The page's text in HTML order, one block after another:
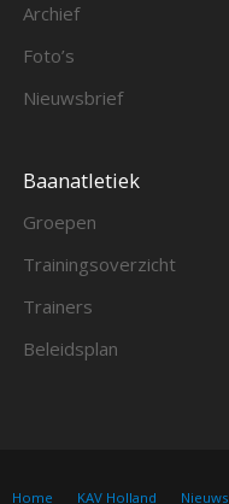
Archief
Foto’s
Nieuwsbrief
Baanatletiek
Groepen
Trainingsoverzicht
Trainers
Beleidsplan
Home KAV Holland Nieuws